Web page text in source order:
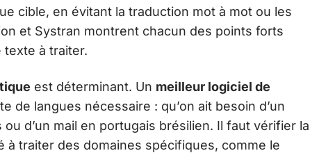
cible, en évitant la traduction mot à mot ou les
et Systran montrent chacun des points forts
texte à traiter.
est déterminant. Un meilleur logiciel de
de langues nécessaire : qu’on ait besoin d’un
d’un mail en portugais brésilien. Il faut vérifier la
à traiter des domaines spécifiques, comme le